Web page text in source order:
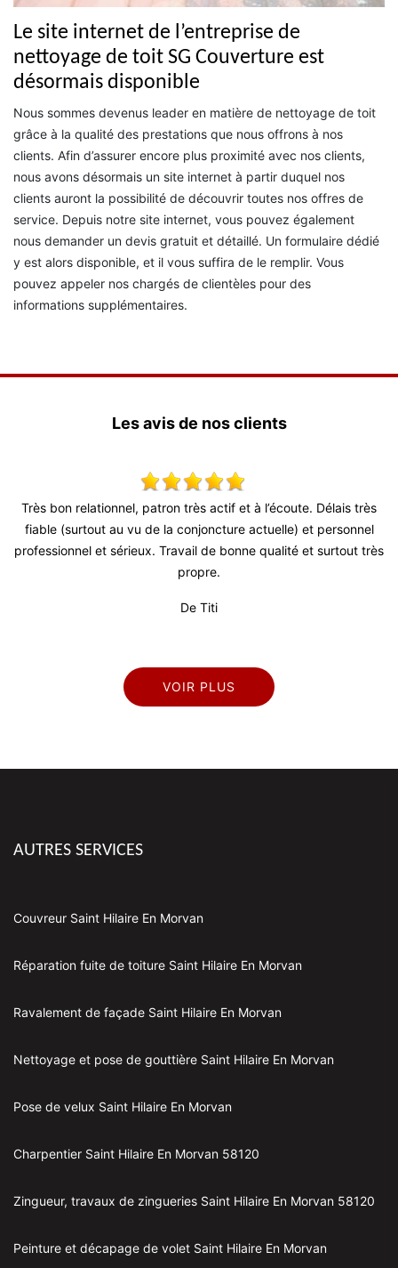
Le site internet de l’entreprise de
nettoyage de toit SG Couverture est
désormais disponible
Nous sommes devenus leader en matière de nettoyage de toit
grâce à la qualité des prestations que nous offrons à nos
clients. Afin d’assurer encore plus proximité avec nos clients,
nous avons désormais un site internet à partir duquel nos
clients auront la possibilité de découvrir toutes nos offres de
service. Depuis notre site internet, vous pouvez également
nous demander un devis gratuit et détaillé. Un formulaire dédié
y est alors disponible, et il vous suffira de le remplir. Vous
pouvez appeler nos chargés de clientèles pour des
informations supplémentaires.
Les avis de nos clients
Très bon relationnel, patron très actif et à l’écoute. Délais très
fiable (surtout au vu de la conjoncture actuelle) et personnel
professionnel et sérieux. Travail de bonne qualité et surtout très
propre.
De Titi
VOIR PLUS
AUTRES SERVICES
Couvreur Saint Hilaire En Morvan
Réparation fuite de toiture Saint Hilaire En Morvan
Ravalement de façade Saint Hilaire En Morvan
Nettoyage et pose de gouttière Saint Hilaire En Morvan
Pose de velux Saint Hilaire En Morvan
Charpentier Saint Hilaire En Morvan 58120
Zingueur, travaux de zingueries Saint Hilaire En Morvan 58120
Peinture et décapage de volet Saint Hilaire En Morvan